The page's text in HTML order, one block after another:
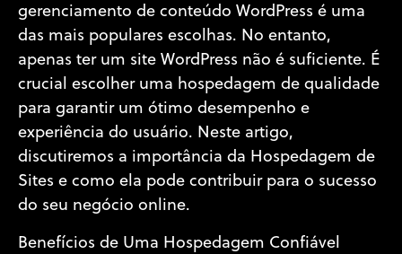
gerenciamento de conteúdo WordPress é uma
das mais populares escolhas. No entanto,
apenas ter um site WordPress não é suficiente. É
crucial escolher uma hospedagem de qualidade
para garantir um ótimo desempenho e
experiência do usuário. Neste artigo,
discutiremos a importância da Hospedagem de
Sites e como ela pode contribuir para o sucesso
do seu negócio online.
Benefícios de Uma Hospedagem Confiável